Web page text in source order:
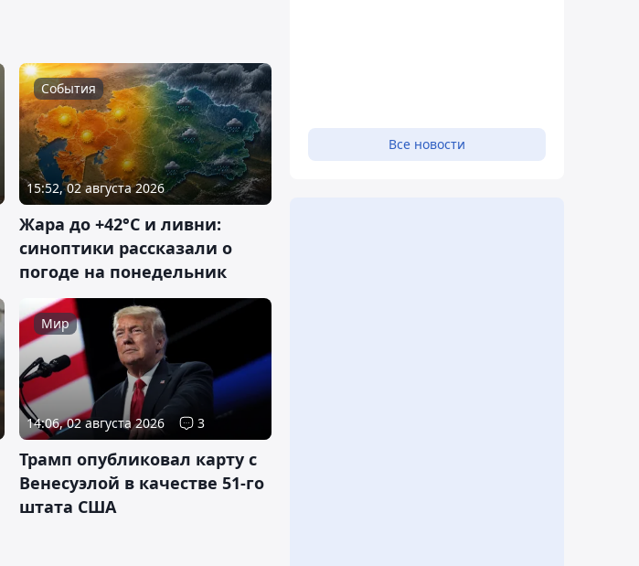
События
15:52, 02 августа 2026
Жара до +42°С и ливни:
синоптики рассказали о
погоде на понедельник
Мир
14:06, 02 августа 2026 3
Трамп опубликовал карту с
Венесуэлой в качестве 51-го
штата США
Все новости